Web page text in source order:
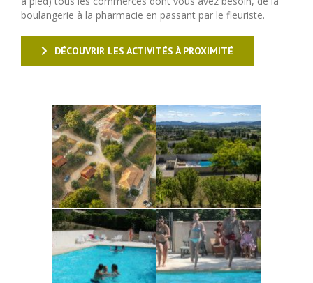
boulangerie à la pharmacie en passant par le fleuriste.
DÉCOUVRIR LES ACTIVITÉS À PROXIMITÉ